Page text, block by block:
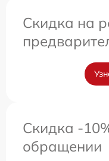
Скидка на
Скидка -
обращении